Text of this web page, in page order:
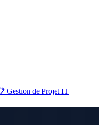
& Réseaux
Gestion de Projet IT